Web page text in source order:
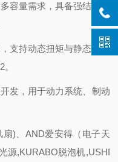
容量需求，具备强结构特
支持动态扭矩与静态力测
发，用于动力系统、制动
)、AND爱安得（电子天
源,KURABO脱泡机,USHI